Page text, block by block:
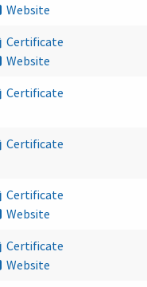
Website
Certificate
Website
Certificate
Certificate
Certificate
Website
Certificate
Website